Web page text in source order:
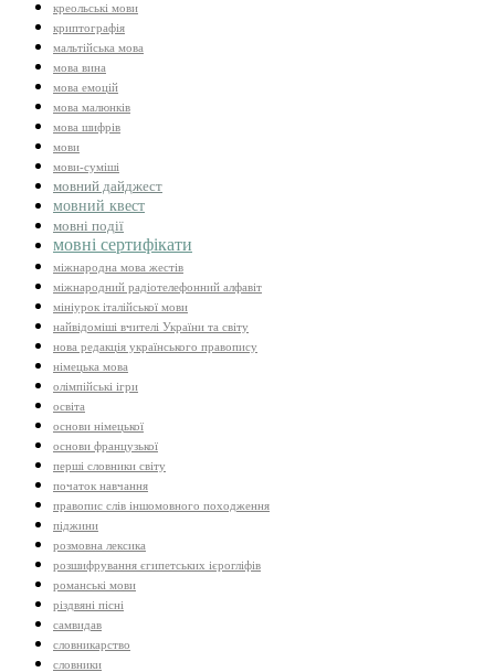
креольські мови
криптографія
мальтійська мова
мова вина
мова емоцій
мова малюнків
мова шифрів
мови
мови-суміші
мовний дайджест
мовний квест
мовні події
мовні сертифікати
міжнародна мова жестів
міжнародний радіотелефонний алфавіт
мініурок італійської мови
найвідоміші вчителі України та світу
нова редакція українського правопису
німецька мова
олімпійські ігри
освіта
основи німецької
основи французької
перші словники світу
початок навчання
правопис слів іншомовного походження
піджини
розмовна лексика
розшифрування єгипетських ієрогліфів
романські мови
різдвяні пісні
самвидав
словникарство
словники